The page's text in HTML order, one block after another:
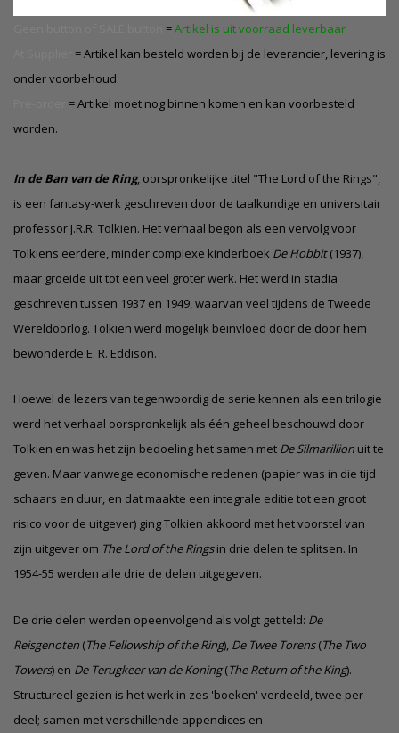
=Artikel is uit voorraad leverbaar
= Artikel kan besteld worden bij de leverancier, levering is
onder voorbehoud.
= Artikel moet nog binnen komen en kan voorbesteld
worden.
In de Ban van de Ring, oorspronkelijke titel "The Lord of the Rings",
is een fantasy-werk geschreven door de taalkundige en universitair
professor J.R.R. Tolkien. Het verhaal begon als een vervolgvoor
Tolkiens eerdere, minder complexe kinderboek De Hobbit(1937),
maar groeide uit tot een veel groter werk. Het werd in stadia
geschreven tussen 1937 en 1949, waarvan veel tijdens de Tweede
Wereldoorlog. Tolkien werd mogelijk beïnvloed door de door hem
bewonderde E. R. Eddison.
Hoewel de lezers van tegenwoordig de serie kennen als een trilogie
werd het verhaal oorspronkelijk als één geheel beschouwd door
Tolkien en was het zijn bedoeling het samen met De Silmarillion uit te
geven. Maar vanwege economische redenen (papier was in die tijd
schaars en duur, en dat maakte een integrale editie tot een groot
risico voor de uitgever) ging Tolkien akkoord met het voorstel van
zijn uitgever om The Lord of the Ringsin drie delen te splitsen. In
1954-55 werden alle drie de delen uitgegeven.
De drie delen werden opeenvolgend als volgt getiteld: De
Reisgenoten (The Fellowship of the Ring), De Twee Torens(The Two
Towers) en De Terugkeer van de Koning(The Return of the King).
Structureel gezien is het werk in zes 'boeken' verdeeld, twee per
deel; samen met verschillende appendices en